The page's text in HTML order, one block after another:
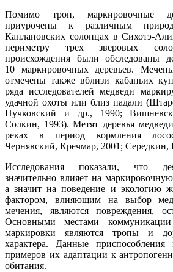
Помимо троп, маркировочные
приурочены к различным
Каплановских солонцах в Сихотэ-
периметру трех зверовых
происхождения были обследованы
10 маркировочных деревьев.
отмечены также вблизи кабаньих
ряда исследователей медведи
удачной охоты или близ падали
Пучковский и др., 1990;
Солкин, 1993). Метят деревья
реках в период кормления
Чернявский, Кречмар, 2001; Середкин,
Исследования показали, что
значительно влияет на
а значит на поведение и экологию
фактором, влияющим на выбор
мечения, являются повреждения,
Основными местами коммуникации
маркировки являются тропы и
характера. Данные
примеров их адаптации к
обитания.